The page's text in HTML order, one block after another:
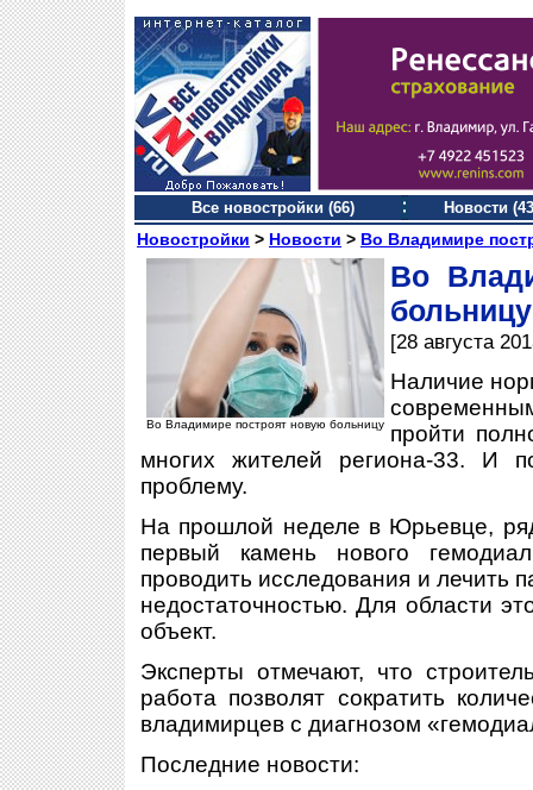
Все новостройки (66) Новости
Новостройки > Новости > Во Владимире
Во Владимире построят новую больницу
Во
больницу
[28 августа
Наличие
пройти
многих жителей региона-33. И
проблему.
На прошлой неделе в Юрьевце,
первый камень нового
проводить исследования и лечить
недостаточностью. Для области
объект.
Эксперты отмечают, что
работа позволят сократить
владимирцев с диагнозом
Последние новости: